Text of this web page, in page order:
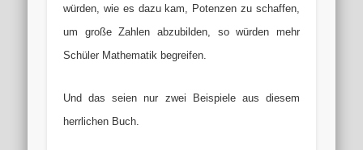
würden, wie es dazu kam, Potenzen zu schaffen,
um große Zahlen abzubilden, so würden mehr
Schüler Mathematik begreifen.
Und das seien nur zwei Beispiele aus diesem
herrlichen Buch.